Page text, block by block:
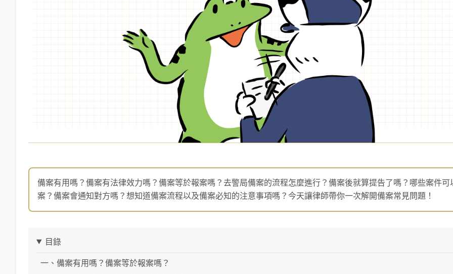
備案有用嗎？備案有法律效力嗎？備案等於報案嗎？去警局備案的流程怎麼進行？備案後就算提告了嗎？哪些案件可
案？備案會通知對方嗎？想知道備案流程以及備案必知的注意事項嗎？今天讓律師帶你一次解開備案常見問題！
目錄
一、備案有用嗎？備案等於報案嗎？